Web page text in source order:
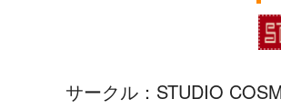
サークル：STUDIO